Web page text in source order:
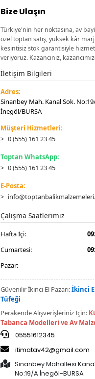
Bize Ulaşın
Türkiye'nin her noktasına, av
özel toptan satış, yüksek kâr
kesintisiz stok garantisiyle hizmet
veriyoruz. Kazancınız,
İletişim Bilgileri
Adres:
Sinanbey Mah. Kanal Sok.
İnegöl/BURSA
Müşteri Hizmetleri:
0 (555) 161 23 45
Toptan WhatsApp:
0 (555) 161 23 45
E-Posta:
Çalışma Saatlerimiz
Hafta İçi:
Cumartesi:
Pazar:
Güvenilir İkinci El Pazarı:İkinci
Tüfeği
Perakende Alışverişleriniz İçin:
Tabanca Modelleri ve Av
05551612345
itimatav42@gmail.com
Sinanbey Mahallesi
No:19/A İnegöl-BURSA